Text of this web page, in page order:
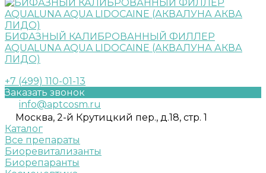
БИФАЗНЫЙ КАЛИБРОВАННЫЙ ФИЛЛЕР
AQUALUNA AQUA LIDOCAINE (АКВАЛУНА АКВА
ЛИДО)
+7 (499) 110-01-13
Заказать звонок
info@aptcosm.ru
Москва, 2-й Крутицкий пер., д.18, стр. 1
Каталог
Все препараты
Биоревитализанты
Биорепаранты